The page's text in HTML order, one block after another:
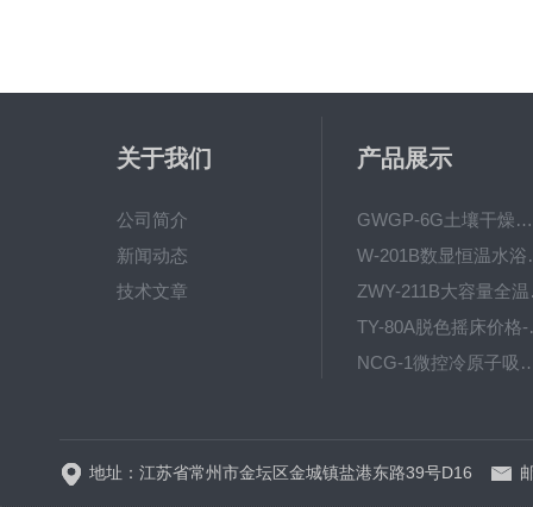
关于我们
公司简介
新闻动态
技术文章
产品展示
GWGP-6G土壤干燥柜-干燥箱/干燥机
W-
TY-
NCG-1微控冷
地址：江苏省常州市金坛区金城镇盐港东路39号D16